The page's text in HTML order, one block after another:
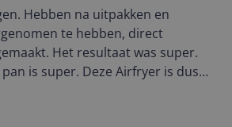
site valt te lezen bij garantie:
je aankoop is niet (meer) nodig.
is op 27 april 2022 komen te
aankoopbewijs krijg je standaard
Hebben na uitpakken en
te hebben, direct
Het resultaat was super.
is super. Deze Airfryer is dus